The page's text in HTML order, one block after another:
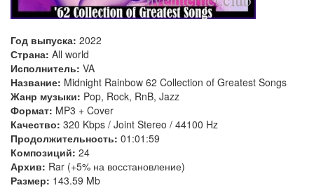
Год выпуска: 2022
Страна: All world
Исполнитель: VA
Название: Midnight Rainbow 62 Collection of Greatest Songs
Жанр музыки: Pop, Rock, RnB, Jazz
Формат: MP3 + Cover
Качество: 320 Kbps / Joint Stereo / 44100 Hz
Продолжительность: 01:01:59
Композиций: 24
Архив: Rar (+5% на восстановление)
Размер: 143.59 Mb